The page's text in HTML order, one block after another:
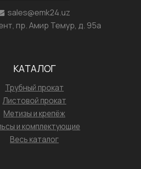
sales@emk24.uz
пр. Амир Темур, д. 95а
КАТАЛОГ
Трубный прокат
Листовой прокат
Метизы и крепёж
и комплектующие
Весь каталог